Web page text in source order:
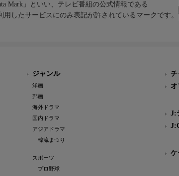
Mark」といい、テレビ番組の公式情報である
用したサービスにのみ表記が許されているマークです。
ジャンル
洋画
邦画
海外ドラマ
国内ドラマ
アジアドラマ
韓流まつり
スポーツ
プロ野球
チ
J:
ケ